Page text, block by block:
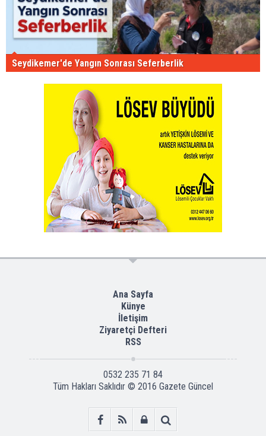
Seydikemer'de Yangın Sonrası Seferberlik
Ana Sayfa
Künye
İletişim
Ziyaretçi Defteri
RSS
0532 235 71 84
Tüm Hakları Saklıdır © 2016 Gazete Güncel